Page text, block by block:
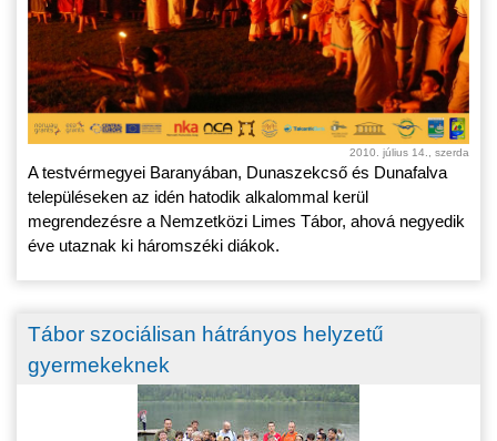
2010. július 14., szerda
A testvérmegyei Baranyában, Dunaszekcső és Dunafalva
településeken az idén hatodik alkalommal kerül
megrendezésre a Nemzetközi Limes Tábor, ahová negyedik
éve utaznak ki háromszéki diákok.
Tábor szociálisan hátrányos helyzetű
gyermekeknek